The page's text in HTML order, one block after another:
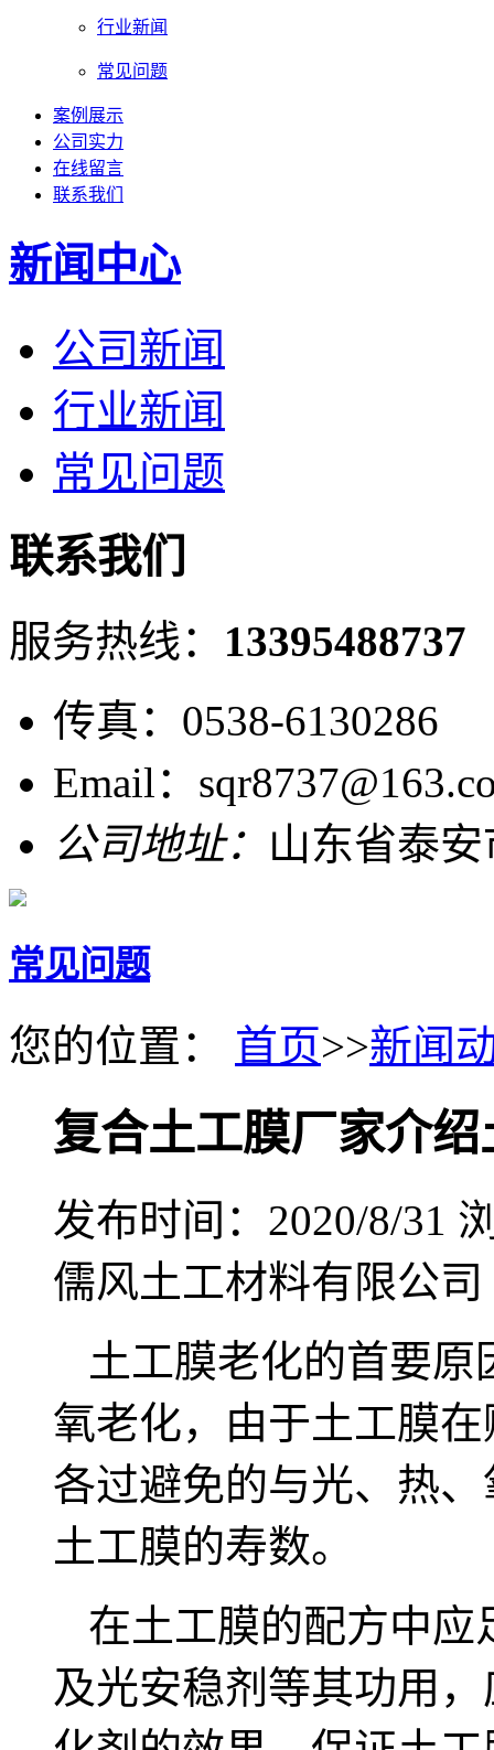
行业新闻
常见问题
案例展示
公司实力
在线留言
联系我们
新闻中心
公司新闻
行业新闻
常见问题
联系我们
服务热线： 13395488737
传真：0538-6130286
Email：
公司地址： 山东省泰
常见问题
您的位置： 首页>>新闻
复合土工膜厂家介
发布时间：2020/8/31
儒风土工材料有限公司
土工膜老化的首要
氧老化，由于土工膜
各过避免的与光、热
土工膜的寿数。
在土工膜的配方中应
及光安稳剂等其功用